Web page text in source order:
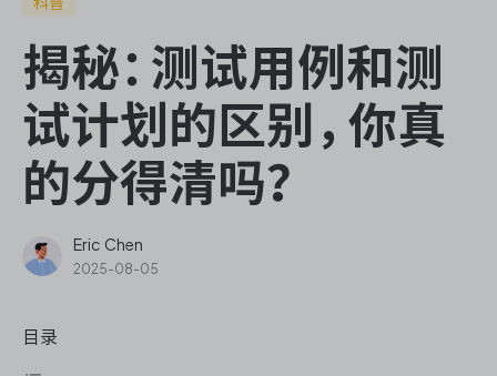
ONES Assistant
科普
揭秘：测试用例和测
试计划的区别，你真
的分得清吗？
Eric Chen
2025-08-05
目录